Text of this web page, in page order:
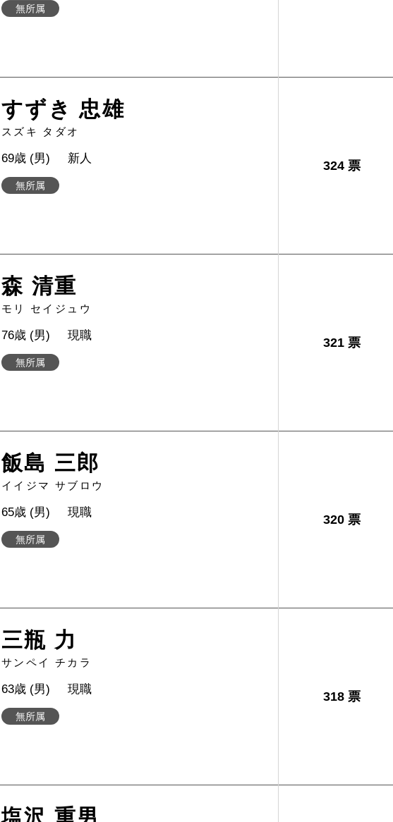
無所属
すずき 忠雄
スズキ タダオ
無所属
69歳 (男) 新人
324 票
森 清重
モリ セイジュウ
無所属
76歳 (男) 現職
321 票
飯島 三郎
イイジマ サブロウ
無所属
65歳 (男) 現職
320 票
三瓶 力
サンペイ チカラ
無所属
63歳 (男) 現職
318 票
塩沢 重男